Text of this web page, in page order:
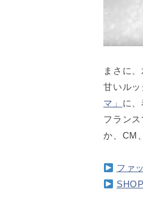
まさに
甘いル
マ」 に
フラン
か、CM
ファ